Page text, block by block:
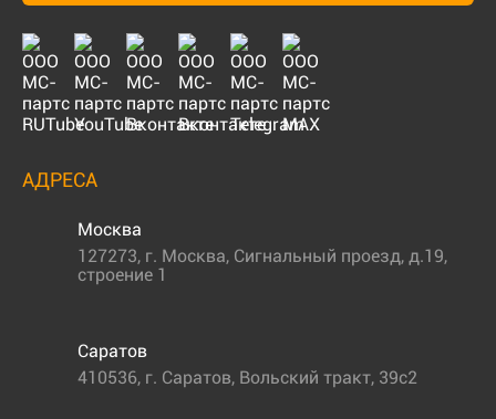
АДРЕСА
Москва
127273, г. Москва, Сигнальный проезд, д.19,
строение 1
Саратов
410536, г. Саратов, Вольский тракт, 39с2